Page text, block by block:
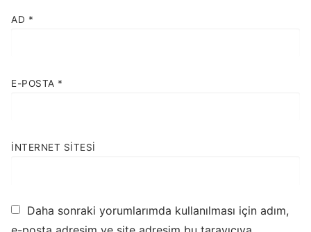
AD *
E-POSTA *
İNTERNET SITESI
Daha sonraki yorumlarımda kullanılması için adım,